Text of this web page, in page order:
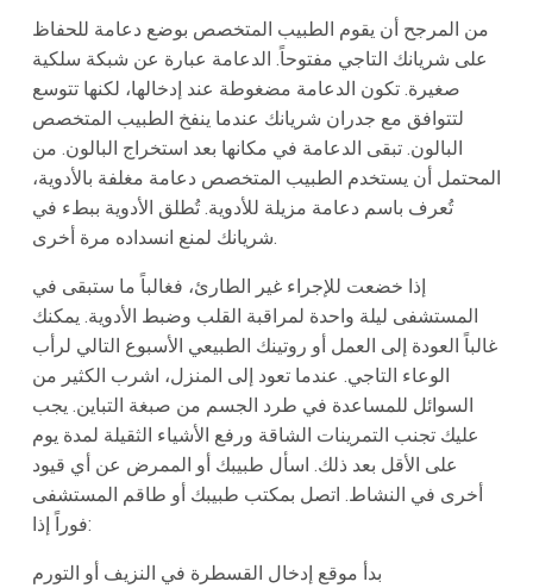
من المرجح أن يقوم الطبيب المتخصص بوضع دعامة للحفاظ
على شريانك التاجي مفتوحاً. الدعامة عبارة عن شبكة سلكية
صغيرة. تكون الدعامة مضغوطة عند إدخالها، لكنها تتوسع
لتتوافق مع جدران شريانك عندما ينفخ الطبيب المتخصص
البالون. تبقى الدعامة في مكانها بعد استخراج البالون. من
المحتمل أن يستخدم الطبيب المتخصص دعامة مغلفة بالأدوية،
تُعرف باسم دعامة مزيلة للأدوية. تُطلق الأدوية ببطء في
شريانك لمنع انسداده مرة أخرى.
إذا خضعت للإجراء غير الطارئ، فغالباً ما ستبقى في
المستشفى ليلة واحدة لمراقبة القلب وضبط الأدوية. يمكنك
غالباً العودة إلى العمل أو روتينك الطبيعي الأسبوع التالي لرأب
الوعاء التاجي. عندما تعود إلى المنزل، اشرب الكثير من
السوائل للمساعدة في طرد الجسم من صبغة التباين. يجب
عليك تجنب التمرينات الشاقة ورفع الأشياء الثقيلة لمدة يوم
على الأقل بعد ذلك. اسأل طبيبك أو الممرض عن أي قيود
أخرى في النشاط. اتصل بمكتب طبيبك أو طاقم المستشفى
فوراً إذا:
بدأ موقع إدخال القسطرة في النزيف أو التورم